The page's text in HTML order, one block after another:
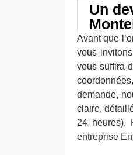
Un
Avant que
vous
vous suffira
demande,
claire,
24 heures).
entreprise